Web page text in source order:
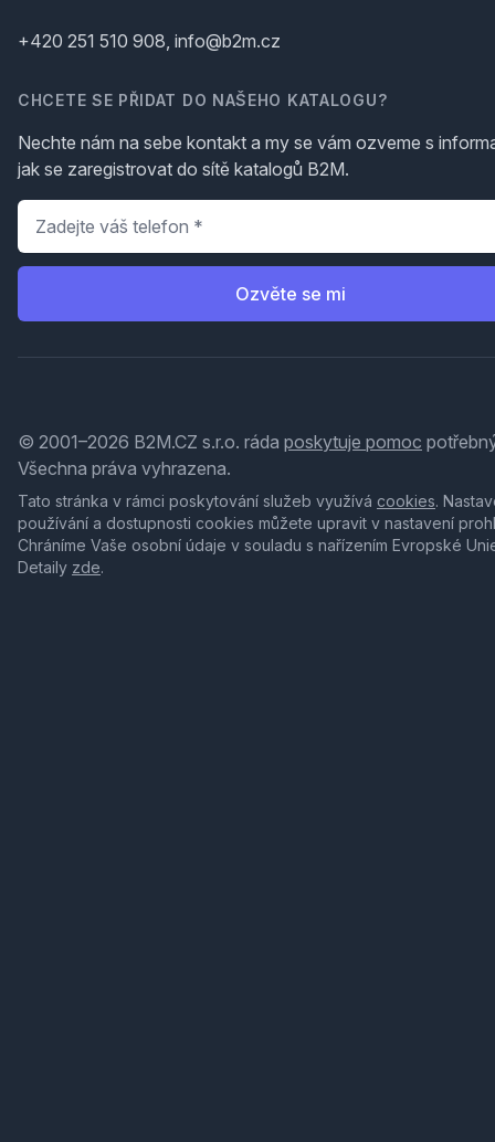
+420 251 510 908, info@b2m.cz
CHCETE SE PŘIDAT DO NAŠEHO KATALOGU?
Nechte nám na sebe kontakt a my se vám ozveme s
jak se zaregistrovat do sítě katalogů B2M.
Telefon
Ozvěte se mi
© 2001–2026 B2M.CZ s.r.o. ráda poskytuje pomoc
Všechna práva vyhrazena.
Tato stránka v rámci poskytování služeb využívá cookies.
používání a dostupnosti cookies můžete upravit v nastavení
Chráníme Vaše osobní údaje v souladu s nařízením Evropské
Detaily zde.